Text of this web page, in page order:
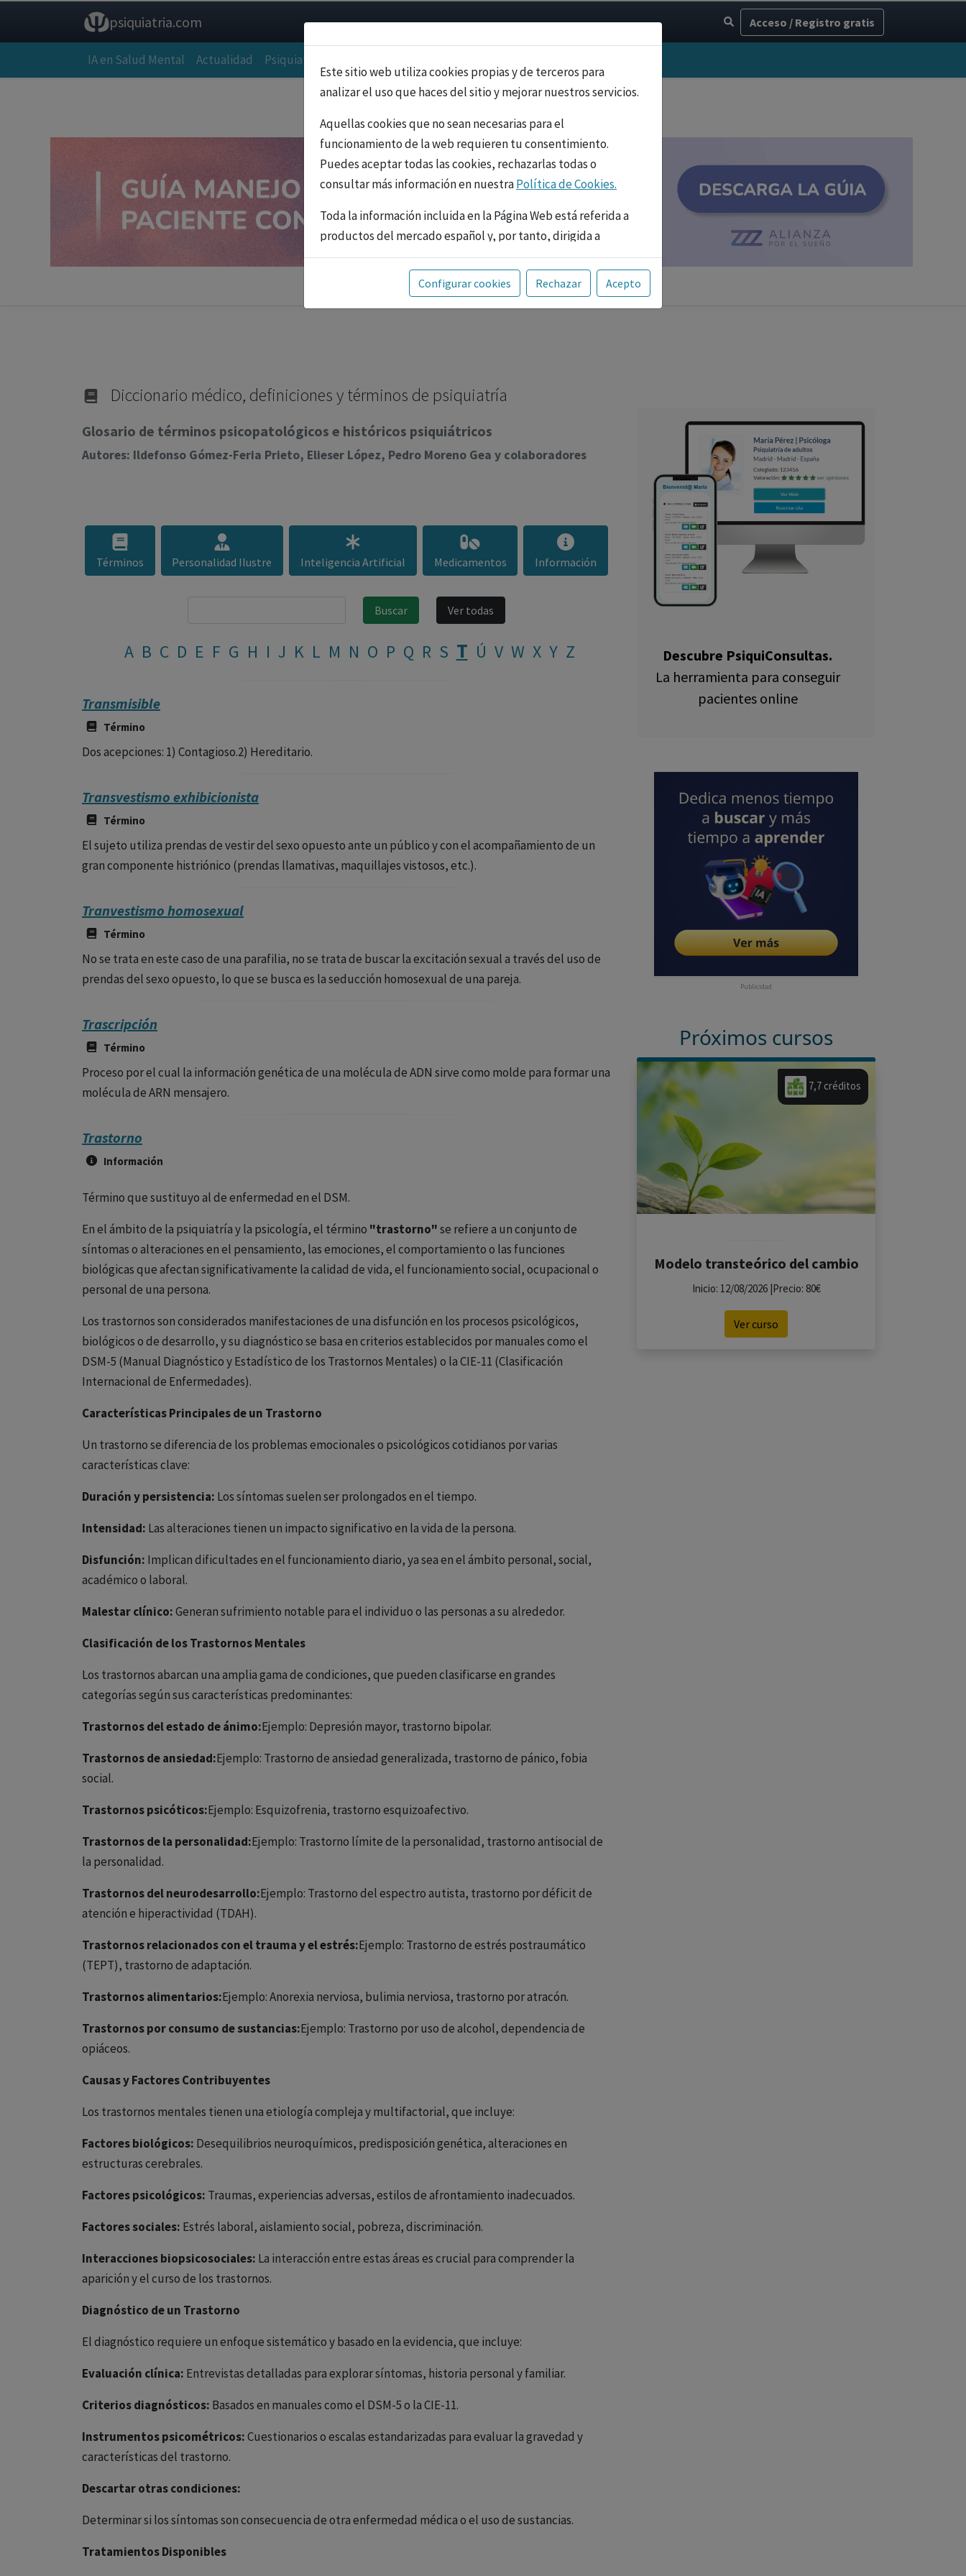
psiquiatria.com Acceso / Registro gratis
IA en Salud Mental Actualidad Psiquiatría
Este sitio web utiliza cookies propias y de terceros para
analizar el uso que haces del sitio y mejorar nuestros servicios.
Aquellas cookies que no sean necesarias para el
funcionamiento de la web requieren tu consentimiento.
Puedes aceptar todas las cookies, rechazarlas todas o
consultar más información en nuestraPolítica de Cookies.
Toda la información incluida en la Página Web está referida a
productos del mercado español y, por tanto, dirigida a
profesionales sanitarios legalmente facultados para
prescribir o dispensar medicamentos con ejercicio
profesional. La información técnica de los fármacos se facilita
Configurar cookies Rechazar Acepto
Diccionario médico, definiciones y términos de psiquiatría
Glosario de términos psicopatológicos e históricos psiquiátricos
Autores: Ildefonso Gómez-Feria Prieto, Elieser López, Pedro Moreno Gea y colaboradores
Términos Personalidad Ilustre Inteligencia Artificial Medicamentos Información
A B C D E F G H I J K L M N O P Q R S T Ú V W X Y Z
Transmisible
Término
Dos acepciones: 1) Contagioso.2) Hereditario.
Transvestismo exhibicionista
Término
El sujeto utiliza prendas de vestir del sexo opuesto ante un público y con el acompañamiento de un
gran componente histriónico (prendas llamativas, maquillajes vistosos, etc.).
Tranvestismo homosexual
Término
No se trata en este caso de una parafilia, no se trata de buscar la excitación sexual a través del uso de
prendas del sexo opuesto, lo que se busca es la seducción homosexual de una pareja.
Trascripción
Término
Proceso por el cual la información genética de una molécula de ADN sirve como molde para formar una
molécula de ARN mensajero.
Trastorno
Información
Término que sustituyo al de enfermedad en el DSM.
En el ámbito de la psiquiatría y la psicología, el término "trastorno"se refiere a un conjunto de
síntomas o alteraciones en el pensamiento, las emociones, el comportamiento o las funciones
biológicas que afectan significativamente la calidad de vida, el funcionamiento social, ocupacional o
personal de una persona.
Los trastornos son considerados manifestaciones de una disfunción en los procesos psicológicos,
biológicos o de desarrollo, y su diagnóstico se basa en criterios establecidos por manuales como el
DSM-5 (Manual Diagnóstico y Estadístico de los Trastornos Mentales) o la CIE-11 (Clasificación
Internacional de Enfermedades).
Características Principales de un Trastorno
Un trastorno se diferencia de los problemas emocionales o psicológicos cotidianos por varias
características clave:
Duración y persistencia: Los síntomas suelen ser prolongados en el tiempo.
Intensidad: Las alteraciones tienen un impacto significativo en la vida de la persona.
Disfunción: Implican dificultades en el funcionamiento diario, ya sea en el ámbito personal, social,
académico o laboral.
Malestar clínico:Generan sufrimiento notable para el individuo o las personas a su alrededor.
Clasificación de los Trastornos Mentales
Los trastornos abarcan una amplia gama de condiciones, que pueden clasificarse en grandes
categorías según sus características predominantes:
Trastornos del estado de ánimo:Ejemplo: Depresión mayor, trastorno bipolar.
Trastornos de ansiedad:Ejemplo: Trastorno de ansiedad generalizada, trastorno de pánico, fobia
social.
Trastornos psicóticos:Ejemplo: Esquizofrenia, trastorno esquizoafectivo.
Trastornos de la personalidad:Ejemplo: Trastorno límite de la personalidad, trastorno antisocial de
la personalidad.
Trastornos del neurodesarrollo:Ejemplo: Trastorno del espectro autista, trastorno por déficit de
atención e hiperactividad (TDAH).
Trastornos relacionados con el trauma y el estrés:Ejemplo: Trastorno de estrés postraumático
(TEPT), trastorno de adaptación.
Trastornos alimentarios:Ejemplo: Anorexia nerviosa, bulimia nerviosa, trastorno por atracón.
Trastornos por consumo de sustancias:Ejemplo: Trastorno por uso de alcohol, dependencia de
opiáceos.
Causas y Factores Contribuyentes
Los trastornos mentales tienen una etiología compleja y multifactorial, que incluye:
Factores biológicos: Desequilibrios neuroquímicos, predisposición genética, alteraciones en
estructuras cerebrales.
Factores psicológicos: Traumas, experiencias adversas, estilos de afrontamiento inadecuados.
Factores sociales: Estrés laboral, aislamiento social, pobreza, discriminación.
Interacciones biopsicosociales: La interacción entre estas áreas es crucial para comprender la
aparición y el curso de los trastornos.
Diagnóstico de un Trastorno
El diagnóstico requiere un enfoque sistemático y basado en la evidencia, que incluye:
Evaluación clínica: Entrevistas detalladas para explorar síntomas, historia personal y familiar.
Criterios diagnósticos: Basados en manuales como el DSM-5 o la CIE-11.
Instrumentos psicométricos:Cuestionarios o escalas estandarizadas para evaluar la gravedad y
características del trastorno.
Descartar otras condiciones:
Determinar si los síntomas son consecuencia de otra enfermedad médica o el uso de sustancias.
Tratamientos Disponibles
Descubre PsiquiConsultas.
La herramienta para conseguir
pacientes online
Publicidad
Próximos cursos
7,7 créditos
Modelo transteórico del cambio
Inicio: 12/08/2026 |Precio: 80€
Ver curso